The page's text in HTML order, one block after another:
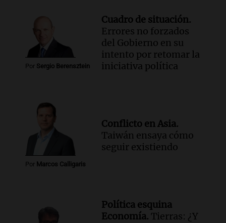
Audio.
Chile planteó mejorar la
conectividad fronteriza, aérea y digital
con Jujuy
Panorama Federal
Por Sergio Berensztein
Cuadro de situación.
Errores no forzados
del Gobierno en su
intento por retomar la
iniciativa política
Por Marcos Calligaris
Conflicto en Asia.
Taiwán ensaya cómo
seguir existiendo
Política esquina
Economía. Tierras: ¿Y